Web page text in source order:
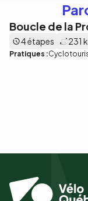
Boucle de la
4 étapes 231
Pratiques :